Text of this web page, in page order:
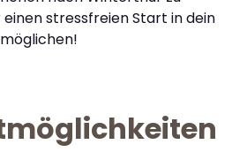
stressfreien Start in dein